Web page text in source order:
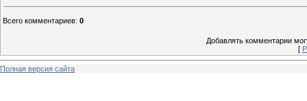
Всего комментариев: 0
Добавлять комментарии
[
Полная версия сайта